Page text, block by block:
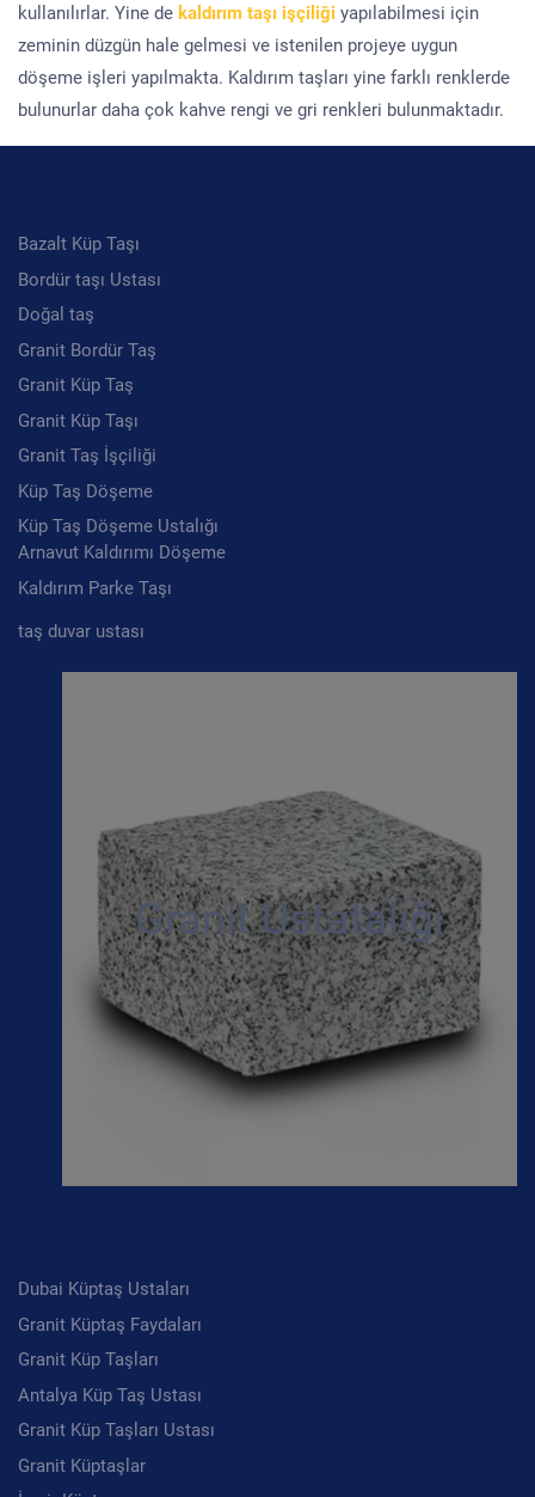
kullanılırlar. Yine de kaldırım taşı işçiliği yapılabilmesi için
zeminin düzgün hale gelmesi ve istenilen projeye uygun
döşeme işleri yapılmakta. Kaldırım taşları yine farklı renklerde
bulunurlar daha çok kahve rengi ve gri renkleri bulunmaktadır.
Bazalt Küp Taşı
Bordür taşı Ustası
Doğal taş
Granit Bordür Taş
Granit Küp Taş
Granit Küp Taşı
Granit Taş İşçiliği
Küp Taş Döşeme
Küp Taş Döşeme Ustalığı
Arnavut Kaldırımı Döşeme
Kaldırım Parke Taşı
taş duvar ustası
Granit Ustatalığı
Dubai Küptaş Ustaları
Granit Küptaş Faydaları
Granit Küp Taşları
Antalya Küp Taş Ustası
Granit Küp Taşları Ustası
Granit Küptaşlar